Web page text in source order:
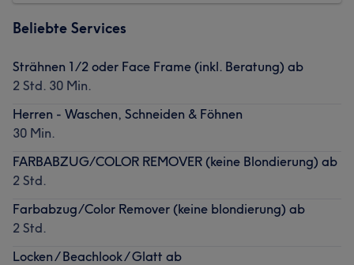
Beliebte Services
Strähnen 1/2 oder Face Frame (inkl. Beratung) ab
2 Std. 30 Min.
Herren - Waschen, Schneiden & Föhnen
30 Min.
FARBABZUG/COLOR REMOVER (keine Blondierung) ab
2 Std.
Farbabzug/Color Remover (keine blondierung) ab
2 Std.
Locken / Beachlook / Glatt ab